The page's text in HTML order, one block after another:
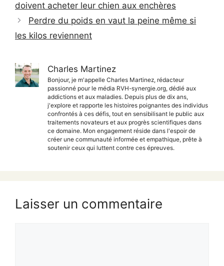
doivent acheter leur chien aux enchères
Perdre du poids en vaut la peine même si
les kilos reviennent
Charles Martinez
Bonjour, je m'appelle Charles Martinez, rédacteur
passionné pour le média RVH-synergie.org, dédié aux
addictions et aux maladies. Depuis plus de dix ans,
j'explore et rapporte les histoires poignantes des individus
confrontés à ces défis, tout en sensibilisant le public aux
traitements novateurs et aux progrès scientifiques dans
ce domaine. Mon engagement réside dans l'espoir de
créer une communauté informée et empathique, prête à
soutenir ceux qui luttent contre ces épreuves.
Laisser un commentaire